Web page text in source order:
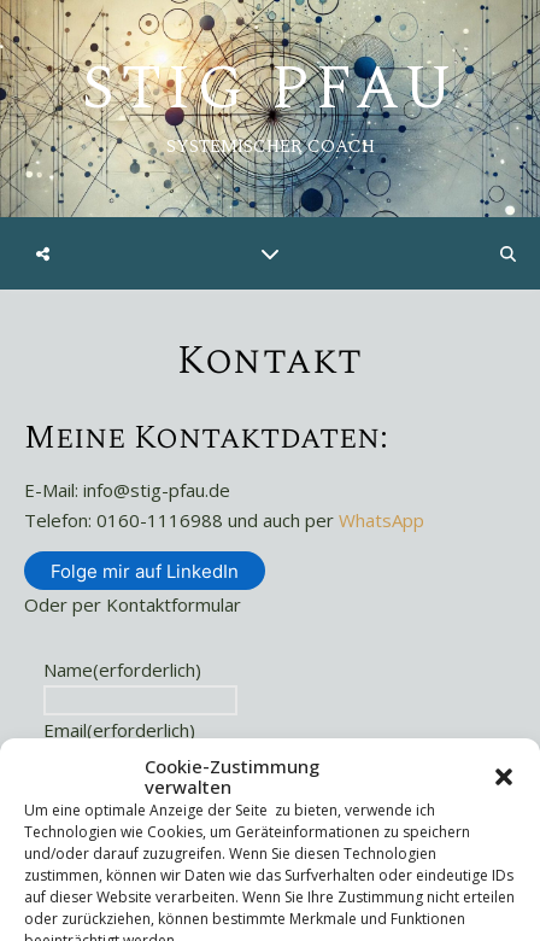
Cookie-Zustimmung
verwalten
Um eine optimale Anzeige der Seite zu bieten, verwende ich
Technologien wie Cookies, um Geräteinformationen zu speichern
und/oder darauf zuzugreifen. Wenn Sie diesen Technologien
zustimmen, können wir Daten wie das Surfverhalten oder eindeutige IDs
auf dieser Website verarbeiten. Wenn Sie Ihre Zustimmung nicht erteilen
oder zurückziehen, können bestimmte Merkmale und Funktionen
STIG PFAU
SYSTEMISCHER COACH
Kontakt
Meine Kontaktdaten:
E-Mail: info@stig-pfau.de
Telefon: 0160-1116988 und auch per WhatsApp
Folge mir auf LinkedIn
Oder per Kontaktformular
Name(erforderlich)
Email(erforderlich)
Telefonnummer für Rückruf
Nachricht